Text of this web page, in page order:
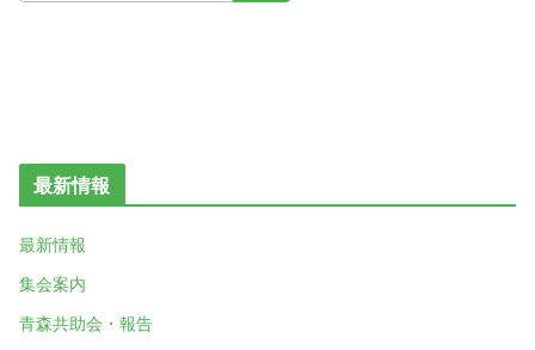
最新情報
最新情報
集会案内
青森共助会・報告